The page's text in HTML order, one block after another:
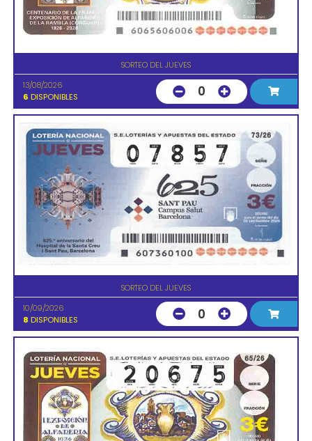
SORTEO DEL JUEVES
13/08/2026
6 DISPONIBLES 0
SORTEO DEL JUEVES
10/09/2026
8 DISPONIBLES 0